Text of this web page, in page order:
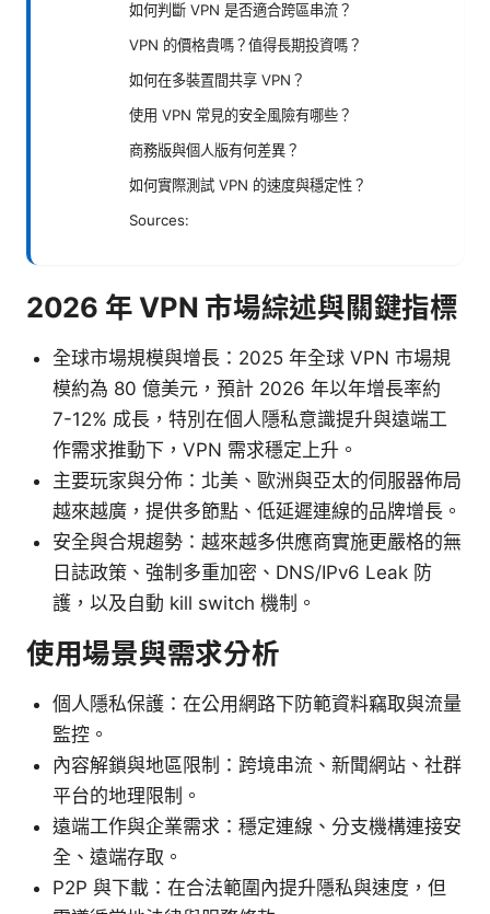
如何判斷 VPN 是否適合跨區串流？
VPN 的價格貴嗎？值得長期投資嗎？
如何在多裝置間共享 VPN？
使用 VPN 常見的安全風險有哪些？
商務版與個人版有何差異？
如何實際測試 VPN 的速度與穩定性？
Sources:
2026 年 VPN 市場綜述與關鍵指標
全球市場規模與增長：2025 年全球 VPN 市場規
模約為 80 億美元，預計 2026 年以年增長率約
7-12% 成長，特別在個人隱私意識提升與遠端工
作需求推動下，VPN 需求穩定上升。
主要玩家與分佈：北美、歐洲與亞太的伺服器佈局
越來越廣，提供多節點、低延遲連線的品牌增長。
安全與合規趨勢：越來越多供應商實施更嚴格的無
日誌政策、強制多重加密、DNS/IPv6 Leak 防
護，以及自動 kill switch 機制。
使用場景與需求分析
個人隱私保護：在公用網路下防範資料竊取與流量
監控。
內容解鎖與地區限制：跨境串流、新聞網站、社群
平台的地理限制。
遠端工作與企業需求：穩定連線、分支機構連接安
全、遠端存取。
P2P 與下載：在合法範圍內提升隱私與速度，但